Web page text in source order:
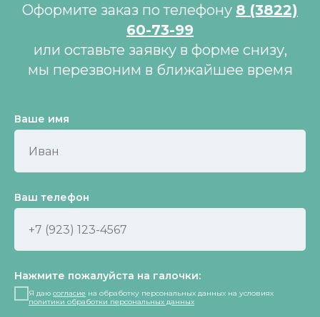
Оформите заказ по телефону 8 (3822)
60-73-99
или оставьте заявку в форме снизу,
мы перезвоним в ближайшее время
Ваше имя
Ваш телефон
Нажмите пожалуйста на галочки:
Я даю согласие на обработку персональных данных на условиях
политики обработки персональных данных